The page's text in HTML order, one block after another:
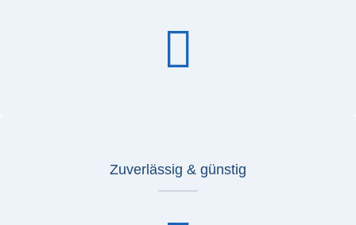
Zuverlässig & günstig